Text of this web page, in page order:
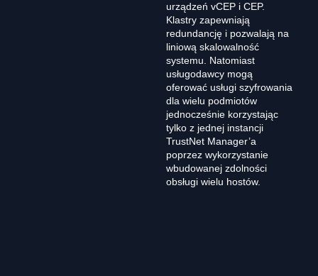
urządzeń vCEP i CEP.
Klastry zapewniają
redundancję i pozwalają na
liniową skalowalność
systemu. Natomiast
usługodawcy mogą
oferować usługi szyfrowania
dla wielu podmiotów
jednocześnie korzystając
tylko z jednej instancji
TrustNet Manager’a
poprzez wykorzystanie
wbudowanej zdolności
obsługi wielu hostów.